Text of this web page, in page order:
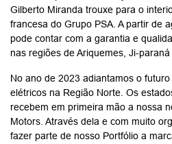
Gilberto Miranda trouxe para o
francesa do Grupo PSA. A partir de
pode contar com a garantia e
nas regiões de Ariquemes, Ji-paraná
No ano de 2023 adiantamos o
elétricos na Região Norte. Os
recebem em primeira mão a nossa
Motors. Através dela e com muito
fazer parte de nosso Portfólio a